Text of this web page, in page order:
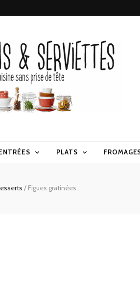
PLATS
/ Figues gratinées…